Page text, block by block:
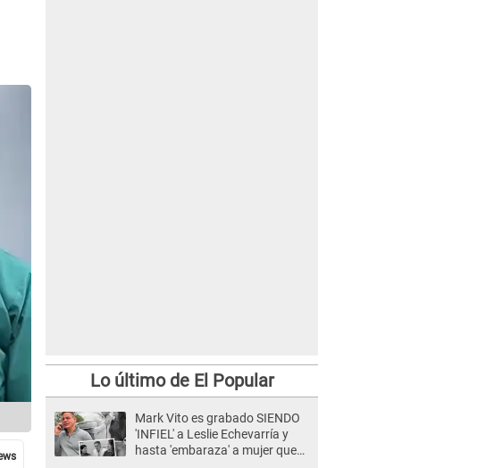
Lo último de El Popular
Mark Vito es grabado SIENDO
'INFIEL' a Leslie Echevarría y
hasta 'embaraza' a mujer que